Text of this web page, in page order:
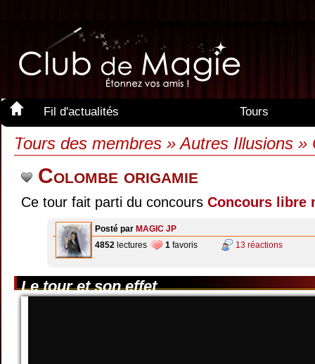
Fil d'actualités
Tours
Membres
Tours des membres » Autres Illusions »
Colombe origamie
Ce tour fait parti du concours Concours libre
Posté par MAGIC JP
4852 lectures 1 favoris 13 réactions
Le tour et son effet